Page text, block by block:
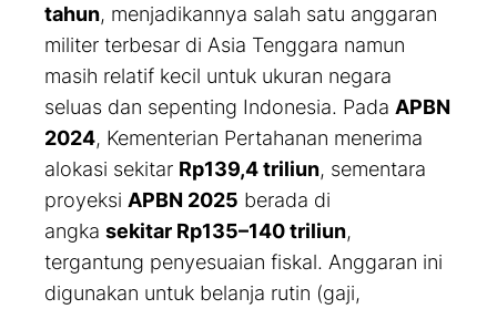
tahun, menjadikannya salah satu anggaran
militer terbesar di Asia Tenggara namun
masih relatif kecil untuk ukuran negara
seluas dan sepenting Indonesia. Pada APBN
2024, Kementerian Pertahanan menerima
alokasi sekitar Rp139,4 triliun, sementara
proyeksi APBN 2025 berada di
angka sekitar Rp135–140 triliun,
tergantung penyesuaian fiskal. Anggaran ini
digunakan untuk belanja rutin (gaji,